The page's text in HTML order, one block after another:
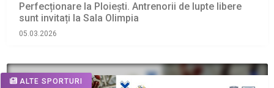
Perfecționare la Ploiești. Antrenorii de lupte libere
sunt invitați la Sala Olimpia
05.03.2026
ALTE SPORTURI